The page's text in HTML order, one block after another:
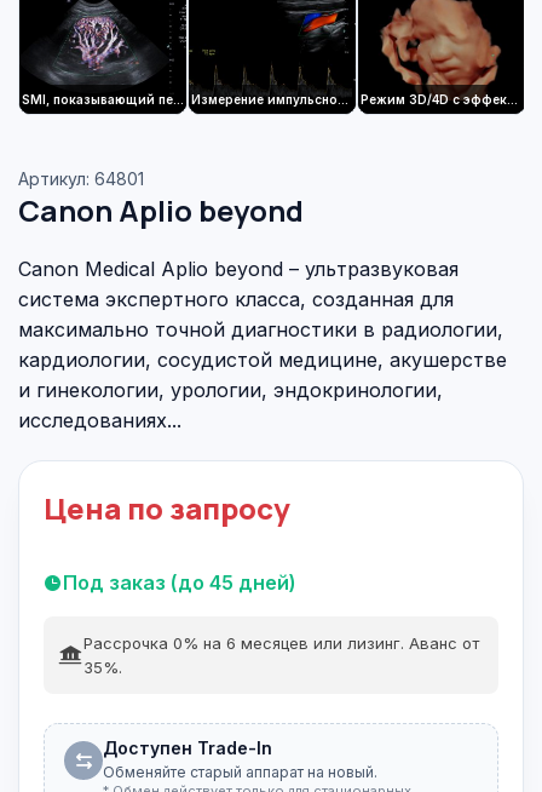
Измерение импульсно-волнового доплеровского (PWD) сигнала в реальном времени
Артикул: 64801
Canon Aplio beyond
Canon Medical Aplio beyond – ультразвуковая
система экспертного класса, созданная для
максимально точной диагностики в радиологии,
кардиологии, сосудистой медицине, акушерстве
и гинекологии, урологии, эндокринологии,
исследованиях...
Цена по запросу
Под заказ (до 45 дней)
Рассрочка 0% на 6 месяцев или лизинг. Аванс от
35%.
Доступен Trade-In
Обменяйте старый аппарат на новый.